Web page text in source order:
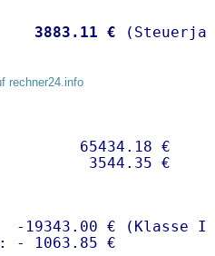
3883.11 €
rechner24.info
65434.18 €
19343.00 € (Klasse I)
- 1063.85 €